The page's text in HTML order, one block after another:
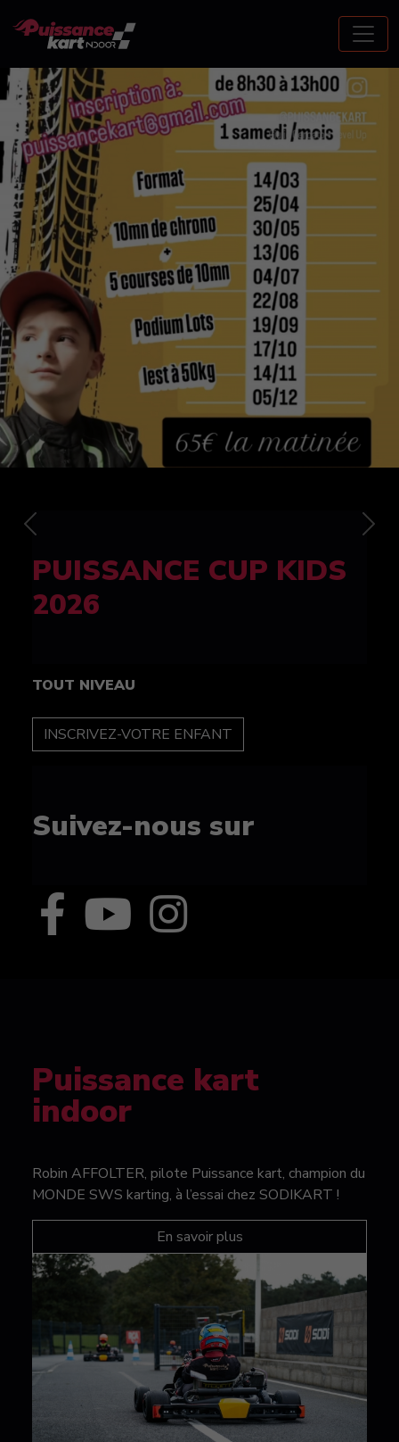
FELINE CUP 100%
féminine
TOUT NIVEAU
INSCRIPTION
Suivez-nous sur
Previous Next
Puissance kart
indoor
Robin AFFOLTER, pilote Puissance kart, champion du
MONDE SWS karting, à l’essai chez SODIKART !
En savoir plus